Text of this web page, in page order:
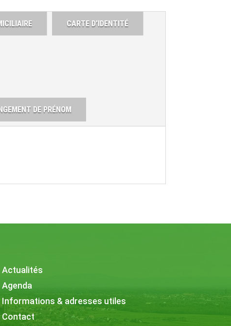
CARTE D’IDENTITÉ
DE PRÉNOM
Actualités
Agenda
Informations & adresses utiles
Contact